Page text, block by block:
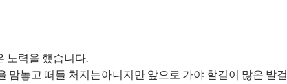
노력을 했습니다.
맘놓고 떠들 처지는아니지만 앞으로 가야 할길이 많은 발걸